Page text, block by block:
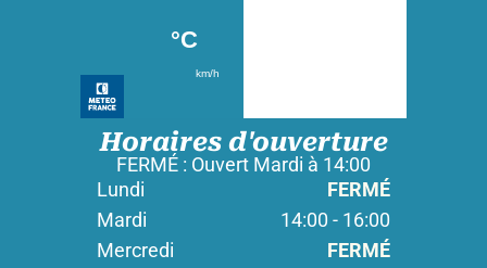
Horaires d'ouverture
FERMÉ : Ouvert Mardi à 14:00
Lundi
FERMÉ
Mardi
14:00 - 16:00
Mercredi
FERMÉ